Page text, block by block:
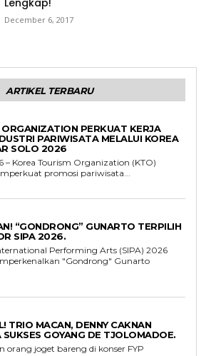
Lengkap!
December 6, 2017
ARTIKEL TERBARU
PERKUAT KERJA
PARIWISATA MELALUI KOREA
SOLO 2026
– Korea Tourism Organization (KTO)
promosi pariwisata...
“GONDRONG” GUNARTO TERPILIH
SIPA 2026.
Performing Arts (SIPA) 2026
"Gondrong" Gunarto
TRIO MACAN, DENNY CAKNAN
GOYANG DE TJOLOMADOE.
orang joget bareng di konser FYP